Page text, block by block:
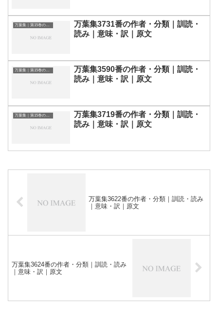
万葉集｜第15巻の和歌一覧
万葉集3731番の作者・分類｜訓読・
読み｜意味・訳｜原文
万葉集｜第15巻の和歌一覧
万葉集3590番の作者・分類｜訓読・
読み｜意味・訳｜原文
万葉集｜第15巻の和歌一覧
万葉集3719番の作者・分類｜訓読・
読み｜意味・訳｜原文
万葉集3622番の作者・分類｜訓読・読み
｜意味・訳｜原文
万葉集3624番の作者・分類｜訓読・読み
｜意味・訳｜原文